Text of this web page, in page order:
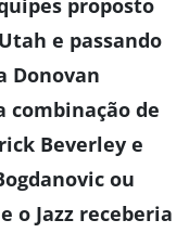
e passando
Donovan
combinação de
Beverley e
ou
o Jazz receberia